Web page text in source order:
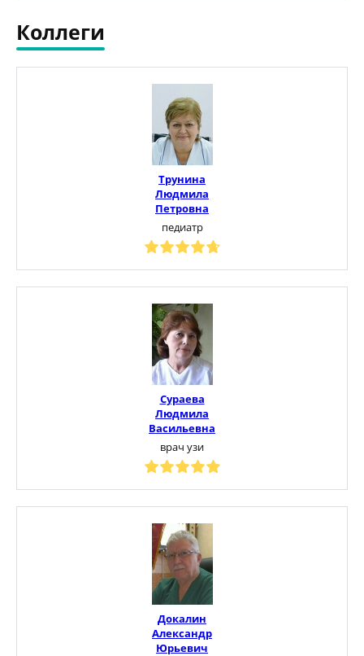
Коллеги
Трунина
Людмила
Петровна
педиатр
Сураева
Людмила
Васильевна
врач узи
Докалин
Александр
Юрьевич